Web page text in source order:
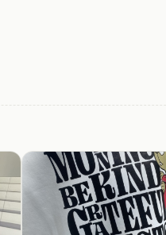
Печать на ткани